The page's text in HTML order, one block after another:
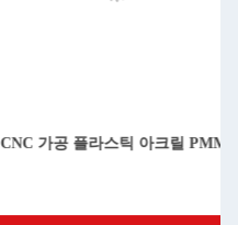
아크릴 PMMA 당신의 생산